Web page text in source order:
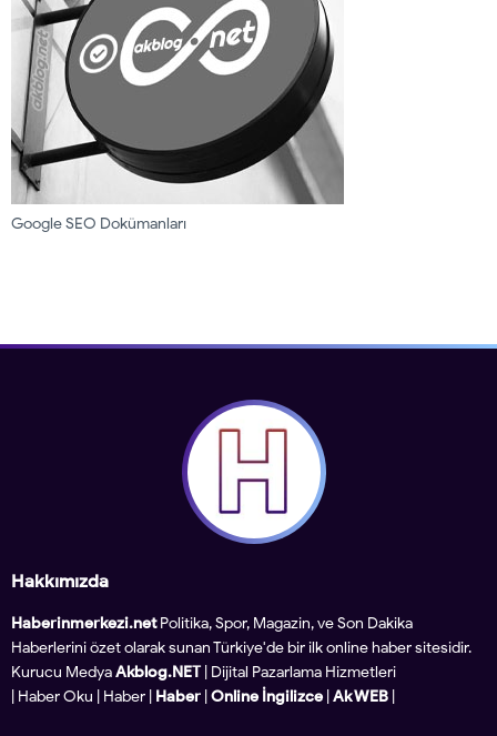
Google SEO Dokümanları
Hakkımızda
Haberinmerkezi.netPolitika, Spor, Magazin, ve Son Dakika
Haberlerini özet olarak sunan Türkiye'de bir ilk online haber sitesidir.
Kurucu MedyaAkblog.NET | Dijital Pazarlama Hizmetleri
Haber Oku Haber Haber Online İngilizce Ak WEB